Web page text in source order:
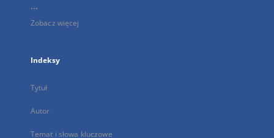
...
Zobacz więcej
Indeksy
Tytuł
Autor
Temat i słowa kluczowe